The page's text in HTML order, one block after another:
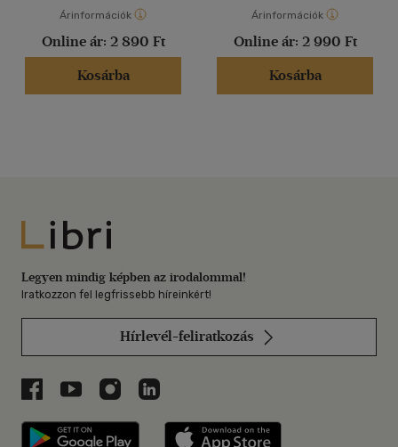
Árinformációk
Online ár: 2 890 Ft
Kosárba
Árinformációk
Online ár: 2 990 Ft
Kosárba
Libri
Legyen mindig képben az irodalommal!
Iratkozzon fel legfrissebb híreinkért!
Hírlevél-feliratkozás
Libri a Facebookon
Libri a Youtube-on
Libri az Instagramon
Libri a LinkedInen
Libri applikáció Szerezd meg: Google